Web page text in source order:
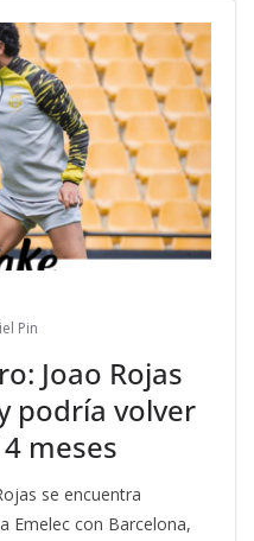
Pin
Joao Rojas
podría volver
meses
se encuentra
Emelec con Barcelona,